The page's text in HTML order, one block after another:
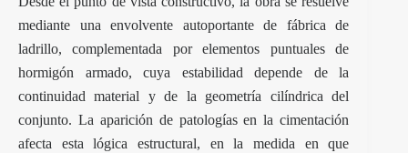
mediante una envolvente autoportante de fábrica de
ladrillo, complementada por elementos puntuales de
hormigón armado, cuya estabilidad depende de la
continuidad material y de la geometría cilíndrica del
conjunto. La aparición de patologías en la cimentación
afecta esta lógica estructural, en la medida en que